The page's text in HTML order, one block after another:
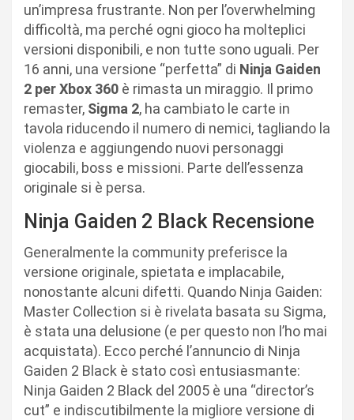
un’impresa frustrante. Non per l’overwhelming
difficoltà, ma perché ogni gioco ha molteplici
versioni disponibili, e non tutte sono uguali. Per
16 anni, una versione “perfetta” di Ninja Gaiden
2 per Xbox 360 è rimasta un miraggio. Il primo
remaster, Sigma 2, ha cambiato le carte in
tavola riducendo il numero di nemici, tagliando la
violenza e aggiungendo nuovi personaggi
giocabili, boss e missioni. Parte dell’essenza
originale si è persa.
Ninja Gaiden 2 Black Recensione
Generalmente la community preferisce la
versione originale, spietata e implacabile,
nonostante alcuni difetti. Quando Ninja Gaiden:
Master Collection si è rivelata basata su Sigma,
è stata una delusione (e per questo non l’ho mai
acquistata). Ecco perché l’annuncio di Ninja
Gaiden 2 Black è stato così entusiasmante:
Ninja Gaiden 2 Black del 2005 è una “director’s
cut” e indiscutibilmente la migliore versione di